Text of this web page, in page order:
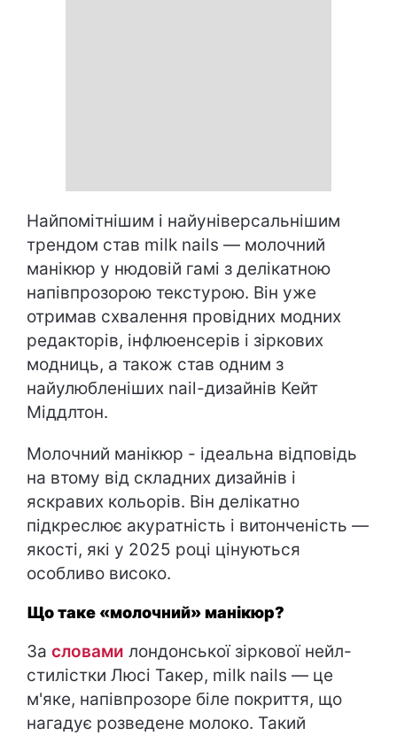
Найпомітнішим і найуніверсальнішим
трендом став milk nails — молочний
манікюр у нюдовій гамі з делікатною
напівпрозорою текстурою. Він уже
отримав схвалення провідних модних
редакторів, інфлюенсерів і зіркових
модниць, а також став одним з
найулюбленіших nail-дизайнів Кейт
Міддлтон.
Молочний манікюр - ідеальна відповідь
на втому від складних дизайнів і
яскравих кольорів. Він делікатно
підкреслює акуратність і витонченість —
якості, які у 2025 році цінуються
особливо високо.
Що таке «молочний» манікюр?
За словами лондонської зіркової нейл-
стилістки Люсі Такер, milk nails — це
м'яке, напівпрозоре біле покриття, що
нагадує розведене молоко. Такий